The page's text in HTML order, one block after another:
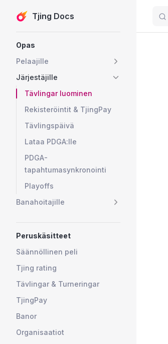
Skip to content
Tjing Docs
Opas
Pelaajille
Järjestäjille
Tävlingar luominen
Rekisteröintit & TjingPay
Tävlingspäivä
Lataa PDGA:lle
PDGA-
tapahtumasynkronointi
Playoffs
Banahoitajille
Peruskäsitteet
Säännöllinen peli
Tjing rating
Tävlingar & Turneringar
TjingPay
Banor
Organisaatiot